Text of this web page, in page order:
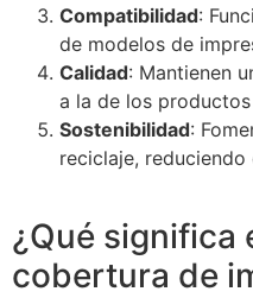
Compatibilidad:
de modelos de
Calidad: Mantienen
a la de los
Sostenibilidad:
reciclaje,
¿Qué significa
cobertura de